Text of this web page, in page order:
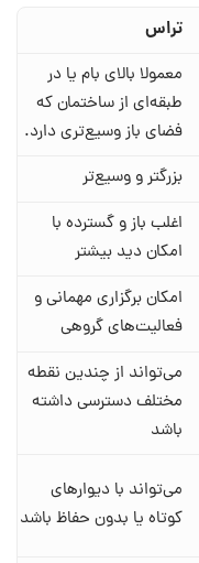
تراس
معمولا بالای بام یا در
طبقه‌ای از ساختمان که
فضای باز وسیع‌تری دارد.
بزرگتر و وسیع‌تر
اغلب باز و گسترده با
امکان دید بیشتر
امکان برگزاری مهمانی و
فعالیت‌های گروهی
می‌تواند از چندین نقطه
مختلف دسترسی داشته
باشد
می‌تواند با دیوارهای
کوتاه یا بدون حفاظ باشد